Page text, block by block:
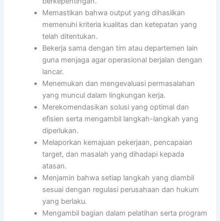
Memastikan bahwa output yang dihasilkan
memenuhi kriteria kualitas dan ketepatan yang
telah ditentukan.
Bekerja sama dengan tim atau departemen lain
guna menjaga agar operasional berjalan dengan
lancar.
Menemukan dan mengevaluasi permasalahan
yang muncul dalam lingkungan kerja.
Merekomendasikan solusi yang optimal dan
efisien serta mengambil langkah-langkah yang
diperlukan.
Melaporkan kemajuan pekerjaan, pencapaian
target, dan masalah yang dihadapi kepada
atasan.
Menjamin bahwa setiap langkah yang diambil
sesuai dengan regulasi perusahaan dan hukum
yang berlaku.
Mengambil bagian dalam pelatihan serta program